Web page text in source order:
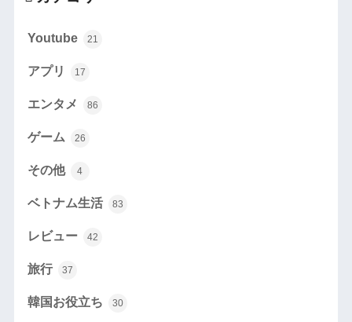
Youtube 21
アプリ 17
エンタメ 86
ゲーム 26
その他 4
ベトナム生活 83
レビュー 42
旅行 37
韓国お役立ち 30